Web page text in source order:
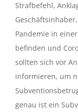
Strafbefehl,
Pandemie in
befinden und
sollten sich vor
informieren, um
genau ist ein